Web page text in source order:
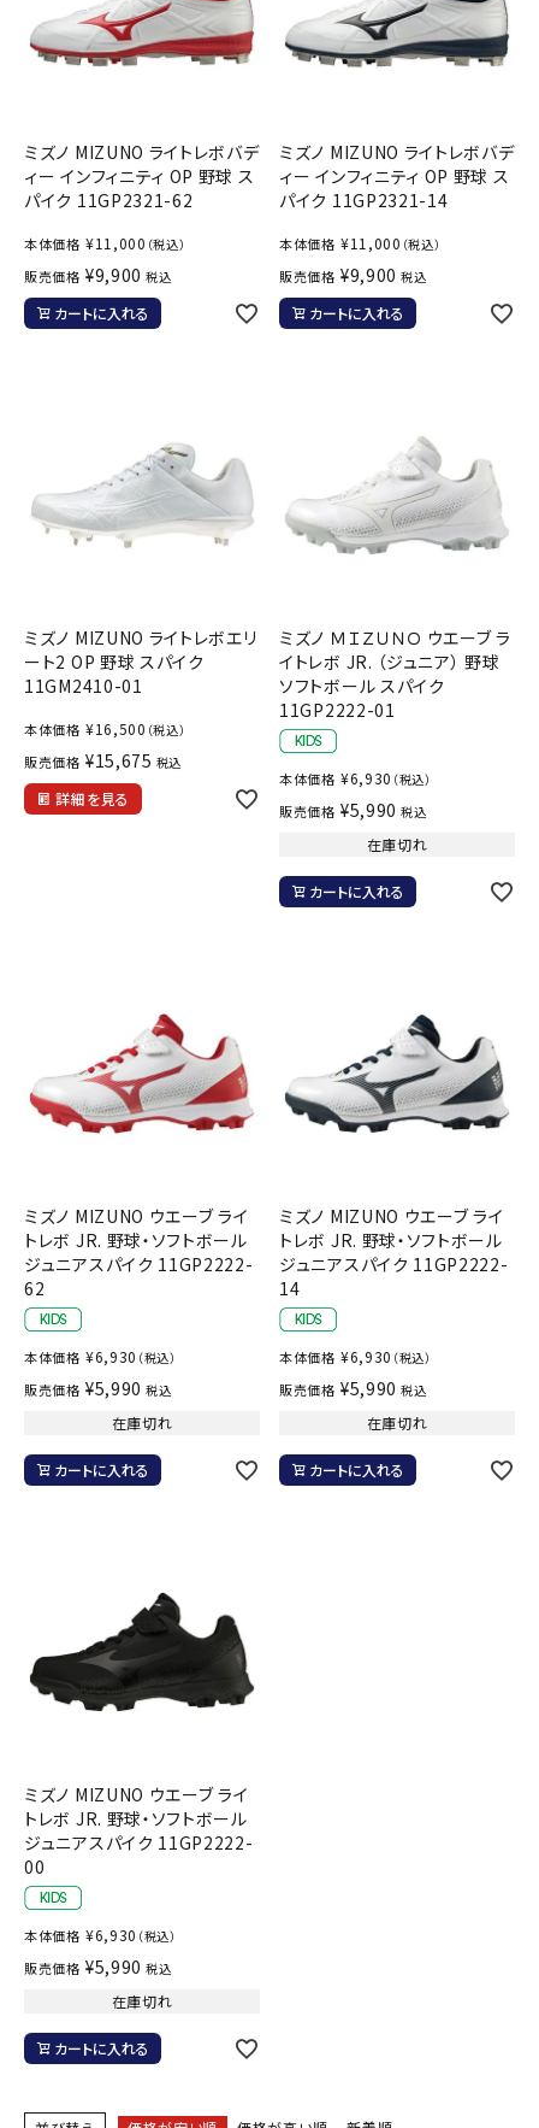
ミズノ MIZUNO ライトレボバデ
ィー インフィニティ OP 野球 ス
パイク 11GP2321-62
本体価格 ¥11,000 （税込）
販売価格 ¥9,900 税込
カートに入れる
ミズノ MIZUNO ライトレボバデ
ィー インフィニティ OP 野球 ス
パイク 11GP2321-14
本体価格 ¥11,000 （税込）
販売価格 ¥9,900 税込
カートに入れる
ミズノ MIZUNO ライトレボエリ
ート2 OP 野球 スパイク
11GM2410-01
本体価格 ¥16,500 （税込）
販売価格 ¥15,675 税込
詳細を見る
ミズノ ＭＩＺＵＮＯ ウエーブ ラ
イトレボ JR. （ジュニア） 野球
ソフトボール スパイク
11GP2222-01
本体価格 ¥6,930 （税込）
販売価格 ¥5,990 税込
在庫切れ
カートに入れる
ミズノ MIZUNO ウエーブ ライ
トレボ JR. 野球・ソフトボール
ジュニアスパイク 11GP2222-
62
本体価格 ¥6,930 （税込）
販売価格 ¥5,990 税込
在庫切れ
カートに入れる
ミズノ MIZUNO ウエーブ ライ
トレボ JR. 野球・ソフトボール
ジュニアスパイク 11GP2222-
14
本体価格 ¥6,930 （税込）
販売価格 ¥5,990 税込
在庫切れ
カートに入れる
ミズノ MIZUNO ウエーブ ライ
トレボ JR. 野球・ソフトボール
ジュニアスパイク 11GP2222-
00
本体価格 ¥6,930 （税込）
販売価格 ¥5,990 税込
在庫切れ
カートに入れる